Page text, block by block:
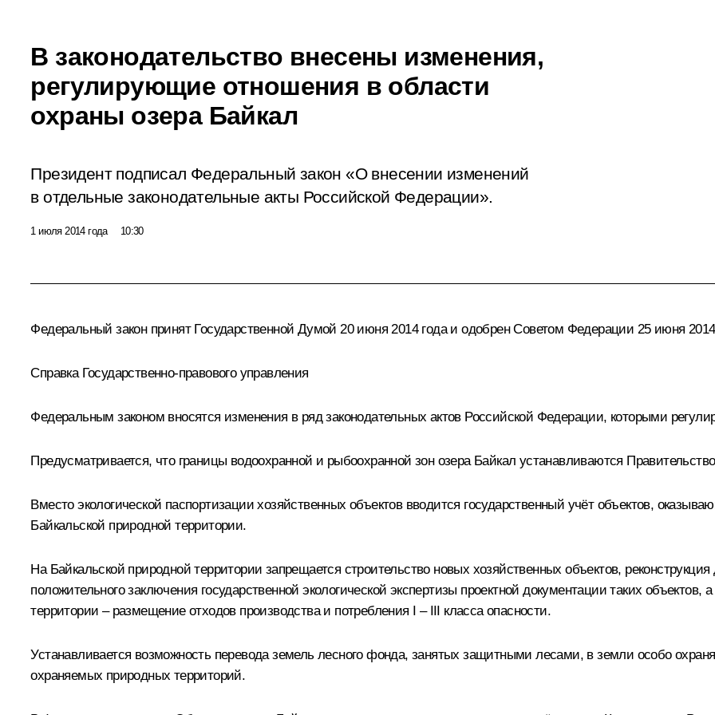
В законодательство внесены изменения,
регулирующие отношения в области
охраны озера Байкал
Президент подписал Федеральный закон «О внесении изменений
в отдельные законодательные акты Российской Федерации».
1 июля 2014 года 10:30
Федеральный закон принят Государственной Думой 20 июня 2014 года и одобрен Советом Федерации 25 июня
Справка Государственно-правового управления
Федеральным законом вносятся изменения в ряд законодательных актов Российской Федерации, которыми
Предусматривается, что границы водоохранной и рыбоохранной зон озера Байкал устанавливаются
Вместо экологической паспортизации хозяйственных объектов вводится государственный учёт объектов,
Байкальской природной территории.
На Байкальской природной территории запрещается строительство новых хозяйственных объектов,
положительного заключения государственной экологической экспертизы проектной документации таких объектов,
территории – размещение отходов производства и потребления I – III класса опасности.
Устанавливается возможность перевода земель лесного фонда, занятых защитными лесами, в земли особо
охраняемых природных территорий.